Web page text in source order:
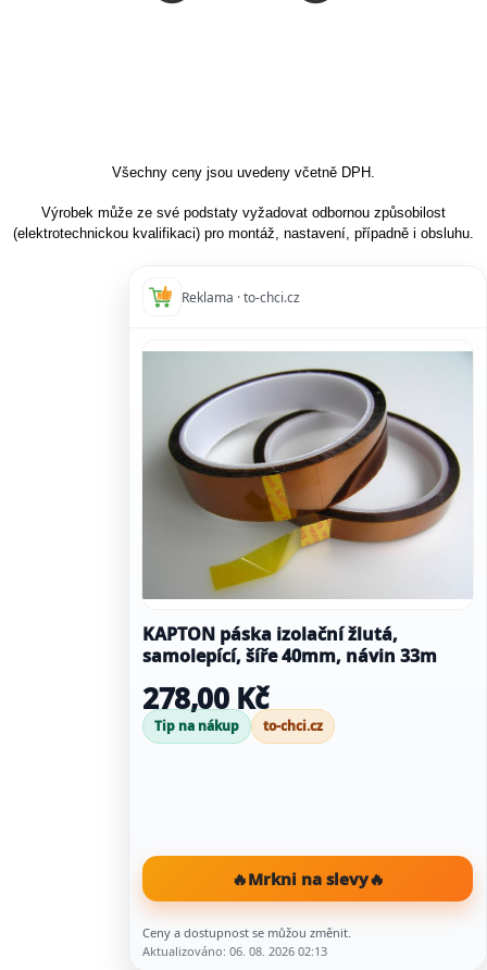
Všechny ceny jsou uvedeny včetně DPH.
Výrobek může ze své podstaty vyžadovat odbornou způsobilost
(elektrotechnickou kvalifikaci) pro montáž, nastavení, případně i obsluhu.
Reklama · to-chci.cz
KAPTON páska izolační žlutá,
samolepící, šíře 40mm, návin 33m
278,00 Kč
Tip na nákup to-chci.cz
🔥Mrkni na slevy🔥
Ceny a dostupnost se můžou změnit.
Aktualizováno: 06. 08. 2026 02:13